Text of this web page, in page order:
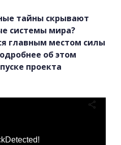
тайны скрывают
системы мира?
главным местом силы
об этом
проекта